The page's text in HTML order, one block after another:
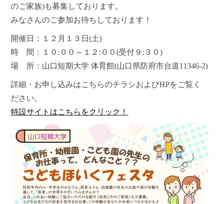
のご家族)も募集しております。
みなさんのご参加お待ちしております！
開催日：１２月１３日(土)
時 間：１０:００～１２:００(受付９:３０)
場 所：山口短期大学 体育館(山口県防府市台道11346-2)
詳細・お申し込みはこちらのチラシおよびHPをご覧く
ださい。
特設サイトはこちらをクリック！